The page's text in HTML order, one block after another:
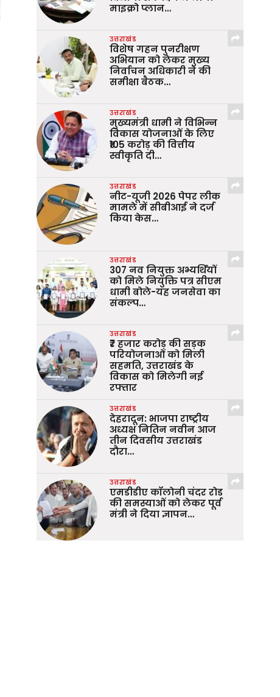
माइक्रो प्लान…
उत्तराखंड
विशेष गहन पुनरीक्षण
अभियान को लेकर मुख्य
निर्वाचन अधिकारी ने की
समीक्षा बैठक…
उत्तराखंड
मुख्यमंत्री धामी ने विभिन्न
विकास योजनाओं के लिए
₹105 करोड़ की वित्तीय
स्वीकृति दी…
उत्तराखंड
नीट-यूजी 2026 पेपर लीक
मामले में सीबीआई ने दर्ज
किया केस…
उत्तराखंड
307 नव नियुक्त अभ्यर्थियों
को मिले नियुक्ति पत्र सीएम
धामी बोले-यह जनसेवा का
संकल्प…
उत्तराखंड
₹7 हजार करोड़ की सड़क
परियोजनाओं को मिली
सहमति, उत्तराखंड के
विकास को मिलेगी नई
रफ्तार
उत्तराखंड
देहरादून: भाजपा राष्ट्रीय
अध्यक्ष नितिन नवीन आज
तीन दिवसीय उत्तराखंड
दौरा…
उत्तराखंड
एमडीडीए कॉलोनी चंदर रोड
की समस्याओं को लेकर पूर्व
मंत्री ने दिया ज्ञापन…